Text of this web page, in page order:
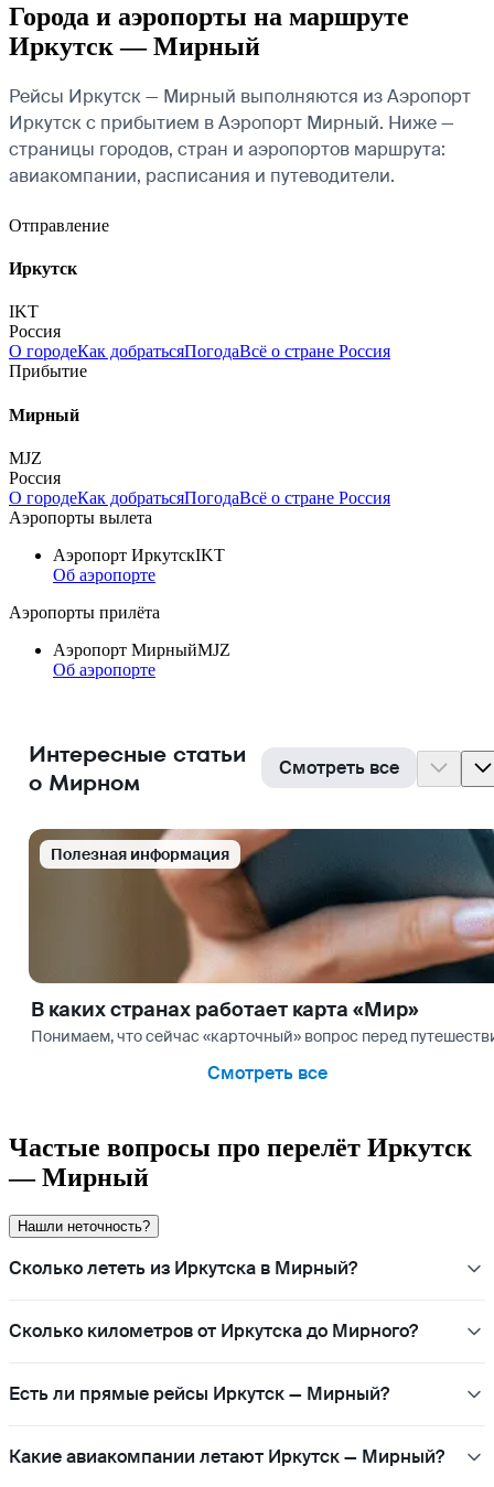
Города и аэропорты на маршруте
Иркутск — Мирный
Рейсы Иркутск — Мирный выполняются из Аэропорт
Иркутск с прибытием в Аэропорт Мирный. Ниже —
страницы городов, стран и аэропортов маршрута:
авиакомпании, расписания и путеводители.
Отправление
Иркутск
IKT
Россия
О городеКак добратьсяПогодаВсё о стране Россия
Прибытие
Мирный
MJZ
Россия
О городеКак добратьсяПогодаВсё о стране Россия
Аэропорты вылета
Аэропорт ИркутскIKT
Об аэропорте
Аэропорты прилёта
Аэропорт МирныйMJZ
Об аэропорте
Интересные статьи
о Мирном
Смотреть все
Полезная информация
В каких странах работает карта «Мир»
Понимаем, что сейчас «карточный» вопрос перед
Смотреть все
Частые вопросы про перелёт Иркутск
— Мирный
Нашли неточность?
Сколько лететь из Иркутска в Мирный?
Сколько километров от Иркутска до Мирного?
Есть ли прямые рейсы Иркутск — Мирный?
Какие авиакомпании летают Иркутск — Мирный?